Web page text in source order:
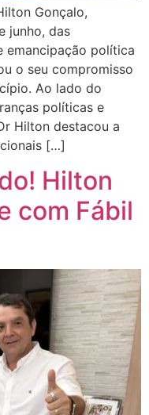
Gonçalo,
junho, das
emancipação política
o seu compromisso
Ao lado do
políticas e
Hilton destacou a
[…]
Hilton
com Fábil